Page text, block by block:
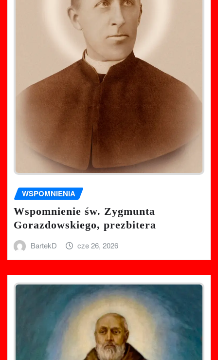
WSPOMNIENIA
Wspomnienie św. Zygmunta
Gorazdowskiego, prezbitera
BartekD cze 26, 2026